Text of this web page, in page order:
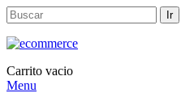
Carrito vacio
Menu